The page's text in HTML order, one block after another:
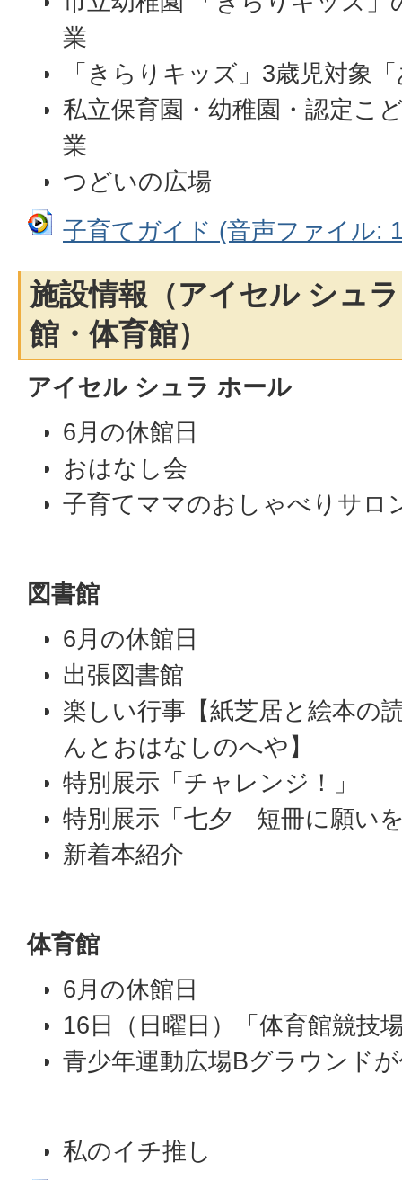
業
「きらりキッズ」3歳児対象
私立保育園・幼稚園・認定こ
業
つどいの広場
子育てガイド (音声ファイル:
施設情報（アイセル シュ
館・体育館）
アイセル シュラ ホール
6月の休館日
おはなし会
子育てママのおしゃべりサロ
図書館
6月の休館日
出張図書館
楽しい行事【紙芝居と絵本の
んとおはなしのへや】
特別展示「チャレンジ！」
特別展示「七夕 短冊に願い
新着本紹介
体育館
6月の休館日
16日（日曜日）「体育館競技
青少年運動広場Bグラウンド
私のイチ推し